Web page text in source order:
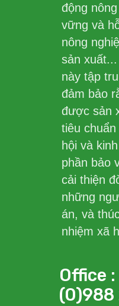
động
vững và
nông
sản
này tập
đảm bảo
được sản
tiêu
hội và
phần bảo
cải thiện
những
án, và
nhiệm xã
Office